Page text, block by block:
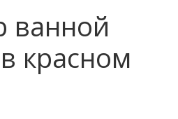
ванной
красном